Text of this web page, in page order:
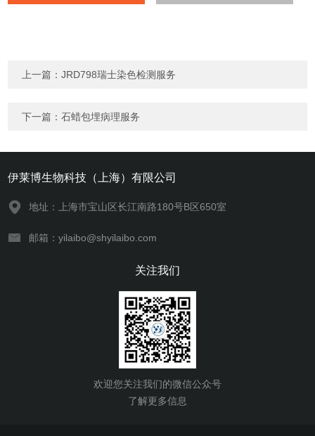
上一篇：JRD798瑞士染色检测服务
下一篇：石蜡包埋病理服务
伊莱博生物科技（上海）有限公司
地址：上海市宝山区长江南路180号B区650室
邮箱：yilaibo@shyilaibo.com
关注我们
欢迎您关注我们的微信公众号
了解更多信息